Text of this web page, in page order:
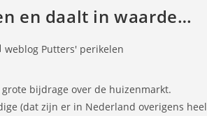
en daalt in waarde…
weblog Putters' perikelen
bijdrage over de huizenmarkt.
(dat zijn er in Nederland overigens heel